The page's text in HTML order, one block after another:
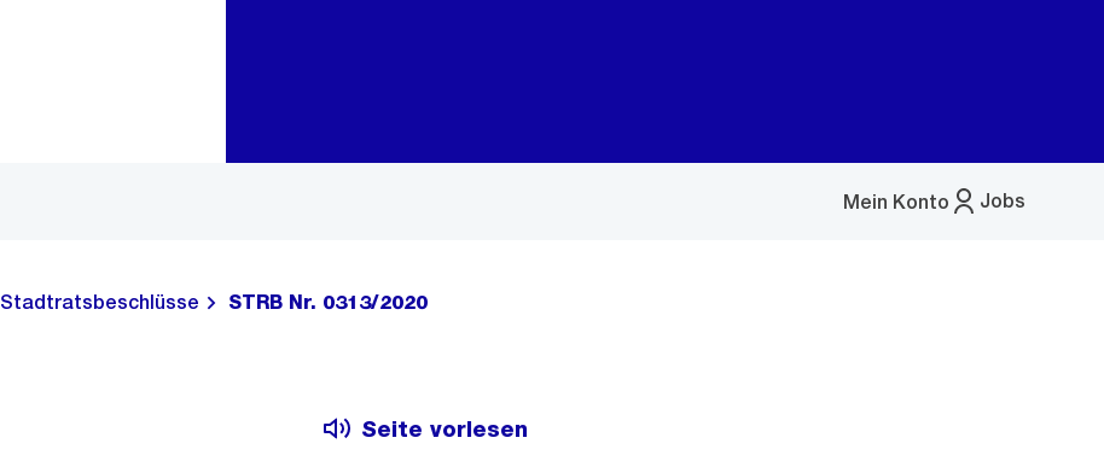
Jobs
Mein Konto
Menü
Stadtratsbeschlüsse STRB Nr. 0313/2020
Seite vorlesen